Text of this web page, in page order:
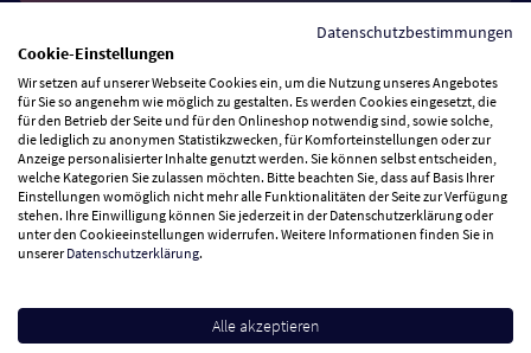
Vertrag widerrufen
Zahlungsarten
Wir versenden mit
Besuchen Sie uns
Datenschutzbestimmungen
Cookie-Einstellungen
Wir setzen auf unserer Webseite Cookies ein, um die Nutzung unseres Angebotes
für Sie so angenehm wie möglich zu gestalten. Es werden Cookies eingesetzt, die
für den Betrieb der Seite und für den Onlineshop notwendig sind, sowie solche,
die lediglich zu anonymen Statistikzwecken, für Komforteinstellungen oder zur
Anzeige personalisierter Inhalte genutzt werden. Sie können selbst entscheiden,
welche Kategorien Sie zulassen möchten. Bitte beachten Sie, dass auf Basis Ihrer
Einstellungen womöglich nicht mehr alle Funktionalitäten der Seite zur Verfügung
stehen. Ihre Einwilligung können Sie jederzeit in der Datenschutzerklärung oder
unter den Cookieeinstellungen widerrufen. Weitere Informationen finden Sie in
unsererDatenschutzerklärung.
Alle akzeptieren